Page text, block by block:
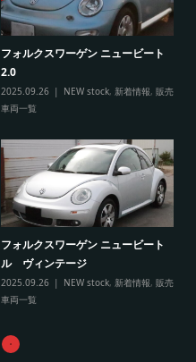
フォルクスワーゲン ニュービート
2.0
2025.09.26 NEW stock, 新着情報, 販売
車両一覧
フォルクスワーゲン ニュービート
ル ヴィンテージ
2025.09.26 NEW stock, 新着情報, 販売
車両一覧